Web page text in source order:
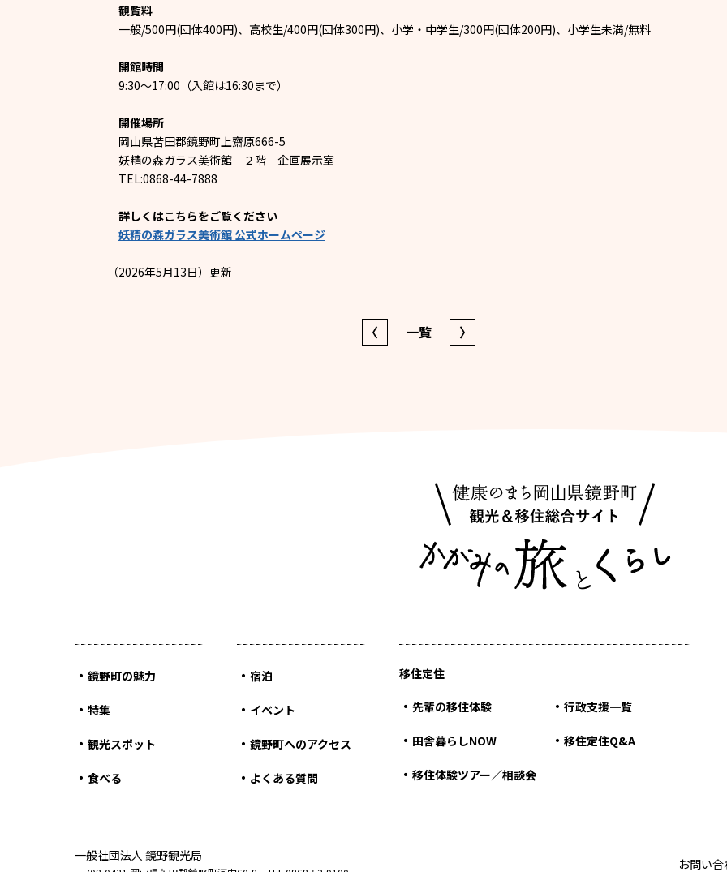
観覧料
一般/500円(団体400円)、高校生/400円(団体300円)、小学・中学生/300円(団体200円)、小学生未満/無料
開館時間
9:30～17:00（入館は16:30まで）
開催場所
岡山県苫田郡鏡野町上齋原666-5
妖精の森ガラス美術館 ２階 企画展示室
TEL:0868-44-7888
詳しくはこちらをご覧ください
妖精の森ガラス美術館 公式ホームページ
（2026年5月13日）更新
〈 〉
一覧
鏡野町の魅力
特集
観光スポット
食べる
宿泊
イベント
鏡野町へのアクセス
よくある質問
移住定住
先輩の移住体験
田舎暮らしNOW
移住体験ツアー／相談会
行政支援一覧
移住定住Q&A
お問い
一般社団法人 鏡野観光局